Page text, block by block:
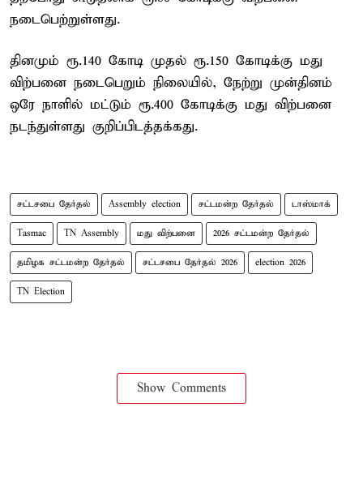
நடைபெற்றுள்ளது.
தினமும் ரூ.140 கோடி முதல் ரூ.150 கோடிக்கு மது
விற்பனை நடைபெறும் நிலையில், நேற்று முன்தினம்
ஒரே நாளில் மட்டும் ரூ.400 கோடிக்கு மது விற்பனை
நடந்துள்ளது குறிப்பிடத்தக்கது.
சட்டசபை தேர்தல் Assembly election சட்டமன்ற தேர்தல் டாஸ்மாக்
Tasmac TN Assembly மது விற்பனை 2026 சட்டமன்ற தேர்தல்
தமிழக சட்டமன்ற தேர்தல் சட்டசபை தேர்தல் 2026 election 2026
TN Election
Show Comments